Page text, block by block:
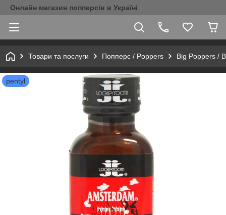
Онлайн магазин попперсів в Україні
Товари та послуги Попперс / Poppers Big Poppers /
pentyl